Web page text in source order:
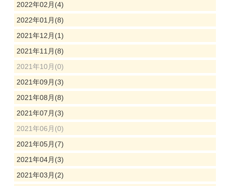
2022年02月(4)
2022年01月(8)
2021年12月(1)
2021年11月(8)
2021年10月(0)
2021年09月(3)
2021年08月(8)
2021年07月(3)
2021年06月(0)
2021年05月(7)
2021年04月(3)
2021年03月(2)